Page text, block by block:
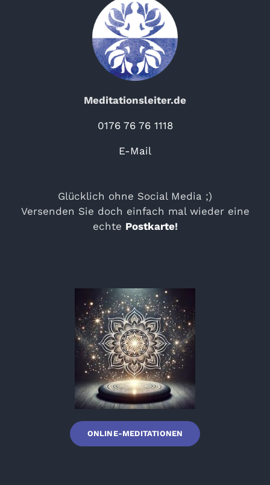
Meditationsleiter.de
0176 76 76 1118
E-Mail
Glücklich ohne Social Media ;)
Versenden Sie doch einfach mal wieder eine
echte Postkarte!
ONLINE-MEDITATIONEN